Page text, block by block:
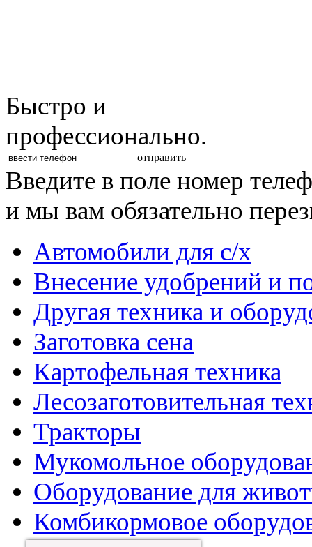
Быстро и
профессионально.
отправить
Введите в поле номер
и мы вам обязательно
Автомобили для с/х
Внесение удобрений и
Другая техника и
Заготовка сена
Картофельная техника
Лесозаготовительная
Тракторы
Мукомольное
Оборудование для
Комбикормовое